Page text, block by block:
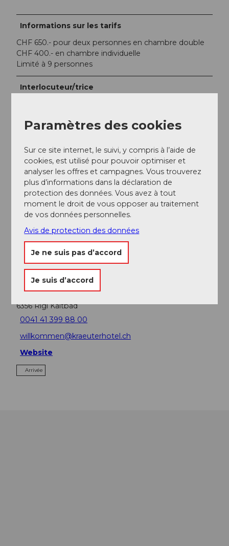
Informations sur les tarifs
CHF 650.- pour deux personnes en chambre double
CHF 400.- en chambre individuelle
Limité à 9 personnes
Interlocuteur/trice
À proximité Regarder sur la carte
Evénement
Repas & boissons
Emplacement de l'événement
6356Rigi Kaltbad
0041 41 399 88 00
willkommen@kraeuterhotel.ch
Website
Arrivée
Paramètres des cookies
Sur ce site internet, le suivi, y compris à l’aide de
cookies, est utilisé pour pouvoir optimiser et
analyser les offres et campagnes. Vous trouverez
plus d’informations dans la déclaration de
protection des données. Vous avez à tout
moment le droit de vous opposer au traitement
de vos données personnelles.
Avis de protection des données
Je ne suis pas d’accord
Je suis d’accord